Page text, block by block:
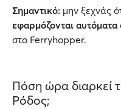
Σημαντικό: μην ξεχνάς
εφαρμόζονται αυτόματα
στο Ferryhopper.
Πόση ώρα διαρκεί
Ρόδος;